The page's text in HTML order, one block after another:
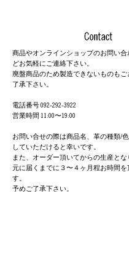
商品やオンラインショップのお問い
どお気軽にご連絡下さい。
廃盤商品のため製造できないものも
了承下さい。
電話番号 092-292-3922
営業時間 11:00〜19:00
お問い合せの際は商品名、革の種類/
していただけると幸いです。
また、オーダー頂いてからの生産と
元に届くまでに３〜４ヶ月程お時間を
す。
予めご了承下さい。